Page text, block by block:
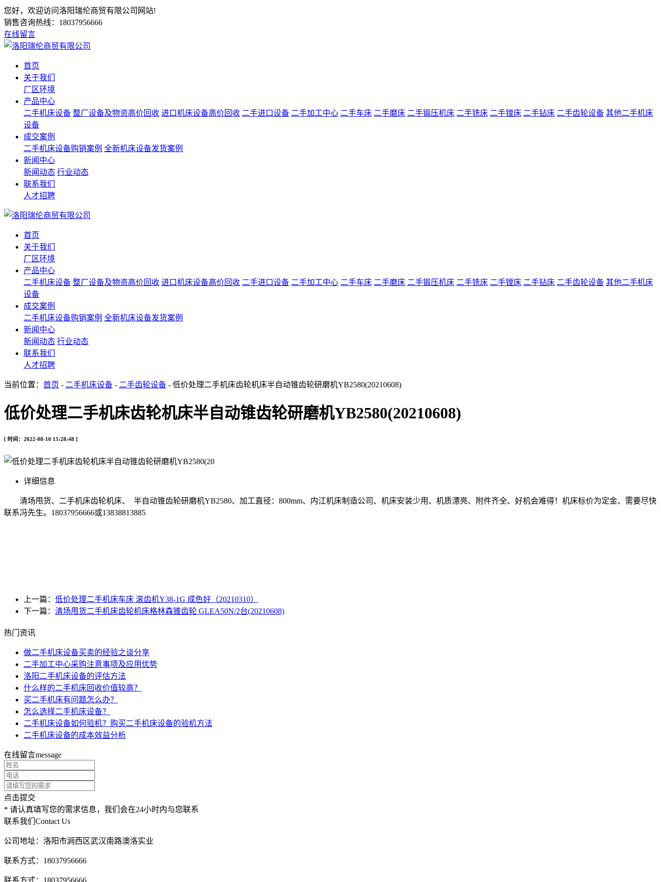
您好，欢迎访问洛阳瑞伦商贸有限公司网站!
销售咨询热线： 18037956666
在线留言
首页
关于我们
厂区环境
产品中心
二手机床设备 整厂设备及物资高价回收 进口机床设备高价回收 二手进口设备 二手加工中心 二手车床 二手磨床 二手锻压机床 二手铣床 二手镗床 二手钻床 二手齿轮设备 其他二手机床
设备
成交案例
二手机床设备购销案例 全新机床设备发货案例
新闻中心
新闻动态 行业动态
联系我们
人才招聘
首页
关于我们
厂区环境
产品中心
二手机床设备 整厂设备及物资高价回收 进口机床设备高价回收 二手进口设备 二手加工中心 二手车床 二手磨床 二手锻压机床 二手铣床 二手镗床 二手钻床 二手齿轮设备 其他二手机床
设备
成交案例
二手机床设备购销案例 全新机床设备发货案例
新闻中心
新闻动态 行业动态
联系我们
人才招聘
当前位置： 首页 - 二手机床设备 - 二手齿轮设备 - 低价处理二手机床齿轮机床半自动锥齿轮研磨机YB2580(20210608)
低价处理二手机床齿轮机床半自动锥齿轮研磨机YB2580(20210608)
[ 时间：2022-08-10 15:28:48 ]
详细信息
清场甩货、二手机床齿轮机床、 半自动锥齿轮研磨机YB2580、加工直径：800mm、内江机床制造公司、机床安装少用、机质漂亮、附件齐全、好机会难得！机床标价为定金、需要尽快
联系冯先生。18037956666或13838813885
上一篇： 低价处理二手机床车床 滚齿机Y38-1G 成色好（20210310）
下一篇： 清场甩货二手机床齿轮机床格林森锥齿轮 GLEA50N/2台(20210608)
热门资讯
做二手机床设备买卖的经验之谈分享
二手加工中心采购注意事项及应用优势
洛阳二手机床设备的评估方法
什么样的二手机床回收价值较高？
买二手机床有问题怎么办？
怎么选择二手机床设备？
二手机床设备如何验机？购买二手机床设备的验机方法
二手机床设备的成本效益分析
在线留言message
点击提交
* 请认真填写您的需求信息，我们会在24小时内与您联系
联系我们 Contact Us
公司地址：洛阳市涧西区武汉南路澳洛实业
联系方式：18037956666